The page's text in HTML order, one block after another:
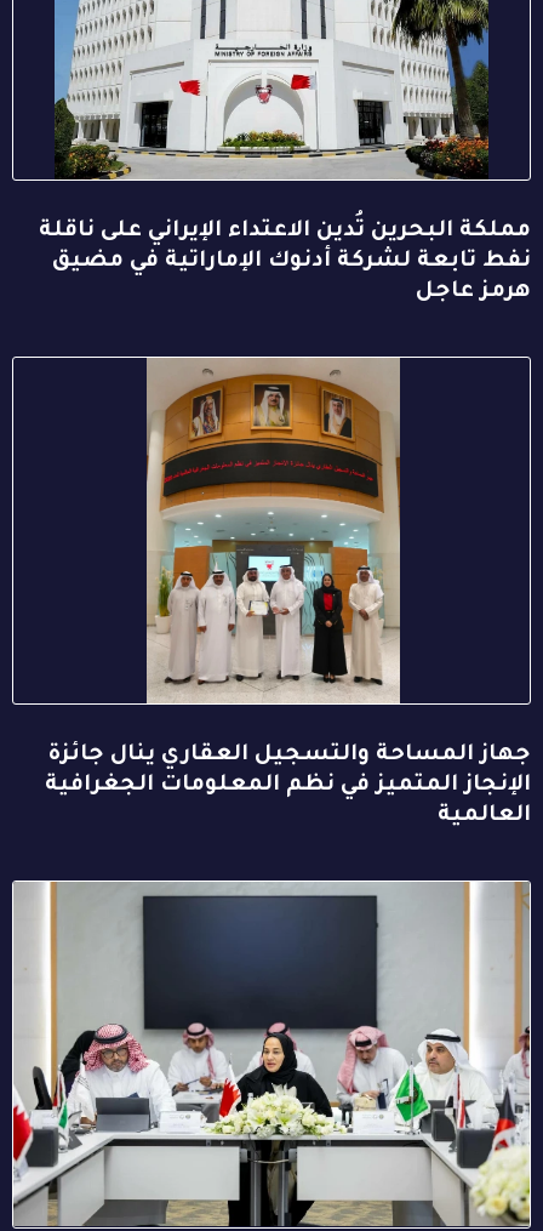
مملكة البحرين تُدين الاعتداء الإيراني على ناقلة
نفط تابعة لشركة أدنوك الإماراتية في مضيق
هرمز عاجل
جهاز المساحة والتسجيل العقاري ينال جائزة
الإنجاز المتميز في نظم المعلومات الجغرافية
العالمية